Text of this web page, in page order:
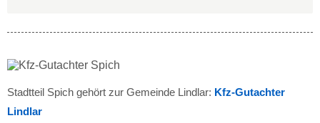
Stadtteil Spich gehört zur Gemeinde Lindlar: Kfz-Gutachter
Lindlar